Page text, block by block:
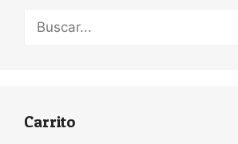
Buscar:
Carrito